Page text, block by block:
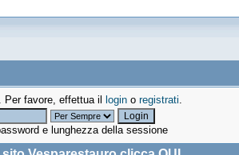
. Per favore, effettua il login o registrati.
e lunghezza della sessione